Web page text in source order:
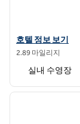
더블트리 바이 힐
호텔 정보 보기
2.89 마일리지
실내 수영장
1/12